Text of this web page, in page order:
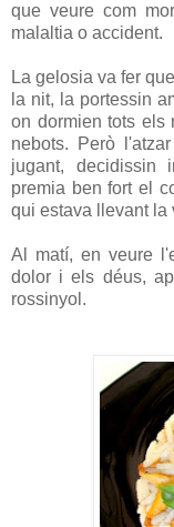
que veure com
malaltia o accident.
La gelosia va fer
la nit, la portessin
on dormien tots els
nebots. Però
jugant, decidissin
premia ben fort el
qui estava llevant la
Al matí, en veure
dolor i els déus,
rossinyol.